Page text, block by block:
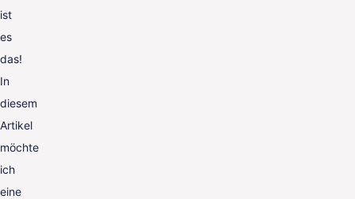
ist
es
das!
In
diesem
Artikel
möchte
ich
eine